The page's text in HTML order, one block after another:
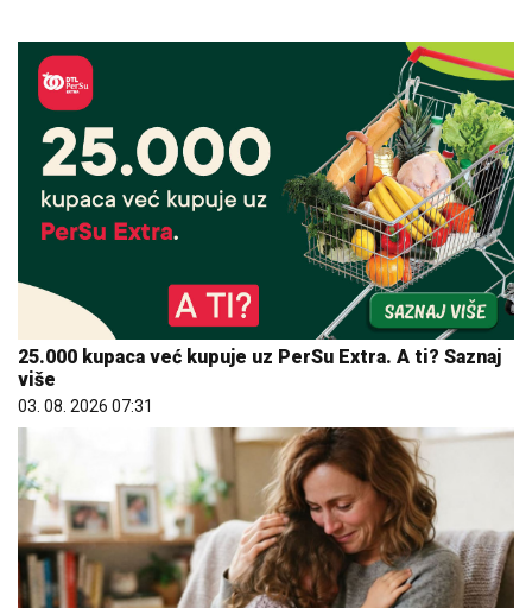
25.000 kupaca već kupuje uz PerSu Extra. A ti? Saznaj
više
03. 08. 2026 07:31